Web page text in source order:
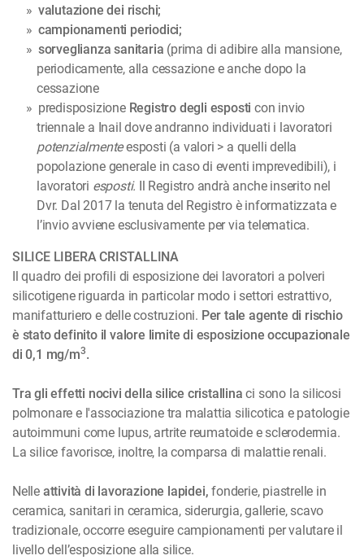
valutazione dei rischi;
campionamenti periodici;
sorveglianza sanitaria (prima di adibire alla mansione,
periodicamente, alla cessazione e anche dopo la
cessazione
predisposizione Registro degli esposti con invio
triennale a Inail dove andranno individuati i lavoratori
potenzialmenteesposti (a valori > a quelli della
popolazione generale in caso di eventi imprevedibili), i
lavoratori esposti. Il Registro andrà anche inserito nel
Dvr. Dal 2017 la tenuta del Registro è informatizzata e
l’invio avviene esclusivamente per via telematica.
SILICE LIBERA CRISTALLINA
Il quadro dei profili di esposizione dei lavoratori a polveri
silicotigene riguarda in particolar modo i settori estrattivo,
manifatturiero e delle costruzioni. Per tale agente di rischio
è stato definito il valore limite di esposizione occupazionale
di 0,1 mg/m3.
Tra gli effetti nocivi della silice cristallinaci sono la silicosi
polmonare e l'associazione tra malattia silicotica e patologie
autoimmuni come lupus, artrite reumatoide e sclerodermia.
La silice favorisce, inoltre, la comparsa di malattie renali.
Nelle attività di lavorazione lapidei,fonderie, piastrelle in
ceramica, sanitari in ceramica, siderurgia, gallerie, scavo
tradizionale, occorre eseguire campionamenti per valutare il
livello dell’esposizione alla silice.